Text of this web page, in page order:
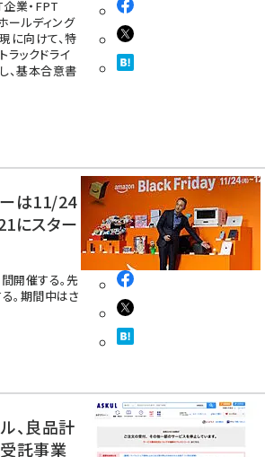
業・FPT
ールディング
に向けて、特
ックドライ
、基本合意書
は11/24
にスター
開催する。先
。期間中はさ
、良品計
託事業